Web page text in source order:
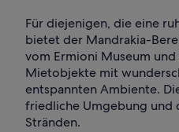
Für diejenigen, die eine
bietet der Mandrakia-
vom Ermioni Museum
Mietobjekte mit
entspannten Ambiente.
friedliche Umgebung und
Stränden.